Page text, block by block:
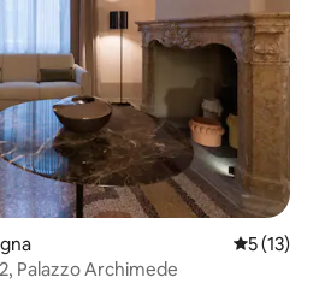
5 (13)
Palazzo Archimede